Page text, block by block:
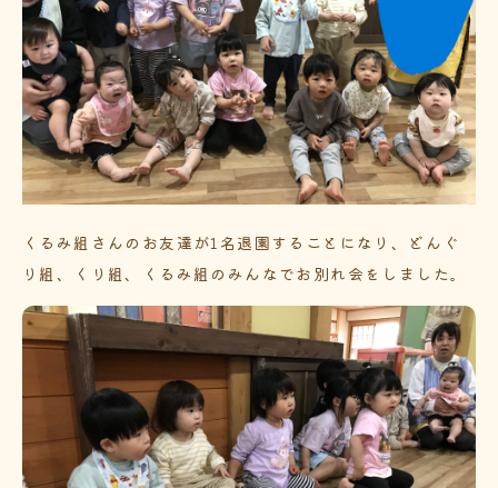
くるみ組さんのお友達が1名退園することになり、どんぐ
り組、くり組、くるみ組のみんなでお別れ会をしました。